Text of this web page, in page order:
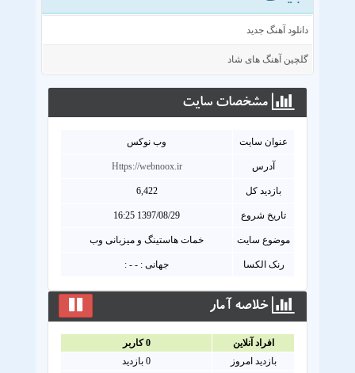
دانلود آهنگ جدید
گلچین آهنگ های شاد
مشخصات سايت
عنوان سايت وب نوکس
آدرس Https://webnoox.ir
بازدید کل 6,422
تاریخ شروع 1397/08/29 16:25
موضوع سایت خمات هاستینگ و میزبانی وب
رنک الکسا جهانی : - - :
خلاصه آمار
افراد آنلاين 0کاربر
بازدید امروز
0بازدید